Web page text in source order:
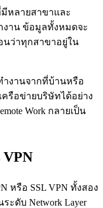
หลายสาขาและ
งาน ข้อมูลทั้งหมดจะ
อนว่าทุกสาขาอยู่ใน
งานจากที่บ้านหรือ
รือข่ายบริษัทได้อย่าง
Work กลายเป็น
VPN
หรือ SSL VPN ทั้งสอง
ะดับ Network Layer